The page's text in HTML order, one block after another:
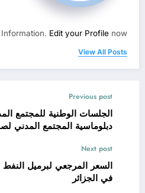
Edit your Profile now.
View All Posts
Previous post
الجلسات الوطنية للمجتمع
دبلوماسية المجتمع المدني
Next post
في الجزائر